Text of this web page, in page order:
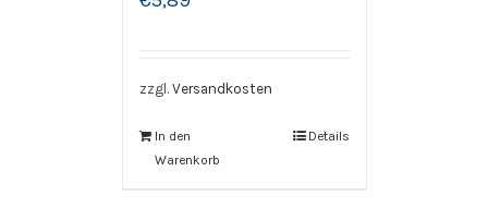
zzgl. Versandkosten
In den
Warenkorb
Details